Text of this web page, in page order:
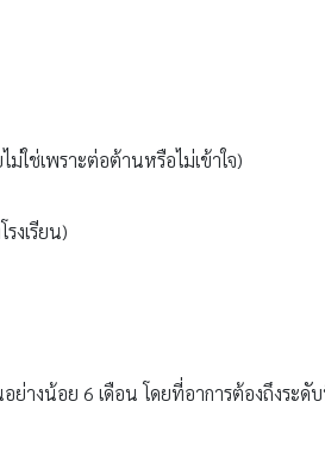
ใช่เพราะต่อต้านหรือไม่เข้าใจ)
งเรียน)
างน้อย 6 เดือน โดยที่อาการต้องถึงระดั